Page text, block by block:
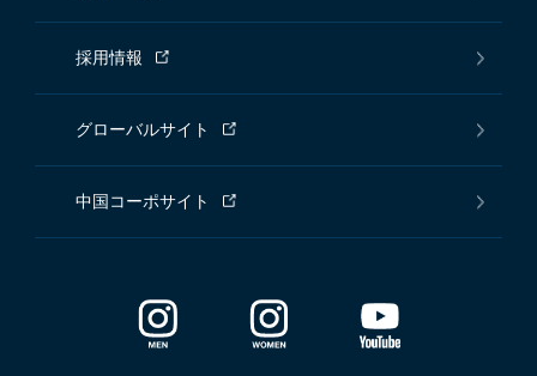
採用情報
グローバルサイト
中国コーポサイト